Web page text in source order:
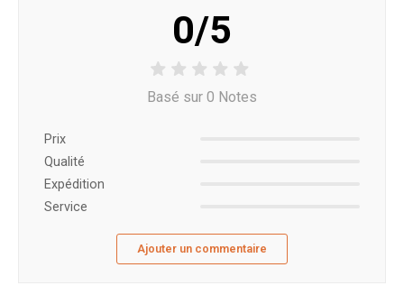
0/5
Basé sur 0 Notes
Prix ​​
Qualité
Expédition
Service
Ajouter un commentaire